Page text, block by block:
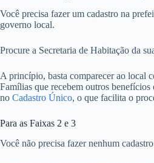
Você precisa fazer um cadastro na
governo local.
Procure a Secretaria de Habitação da
A princípio, basta comparecer ao local
Famílias que recebem outros
no Cadastro Único, o que facilita o
Para as Faixas 2 e 3
Você não precisa fazer nenhum